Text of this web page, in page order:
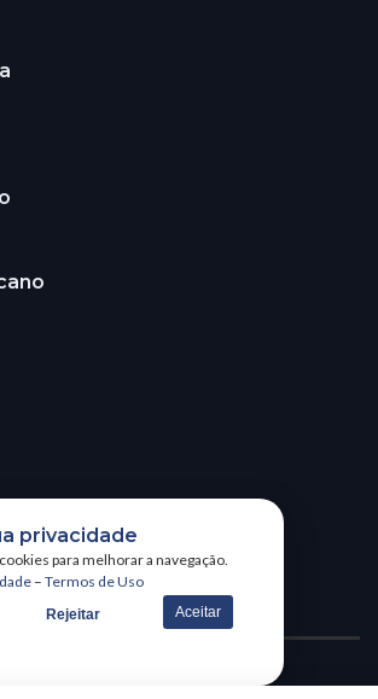
privacidade
para melhorar a navegação.
– Termos de Uso
Rejeitar Aceitar